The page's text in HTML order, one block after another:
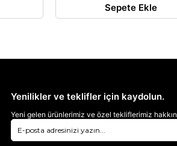
Sepete Ekle
Yenilikler ve teklifler için kaydolun.
Yeni gelen ürünlerimiz ve özel tekliflerimiz